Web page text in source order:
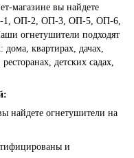
магазине вы найдете
1, ОП-2, ОП-3, ОП-5, ОП-6,
огнетушители подходят
дома, квартирах, дачах,
детских садах,
найдете огнетушители на
и